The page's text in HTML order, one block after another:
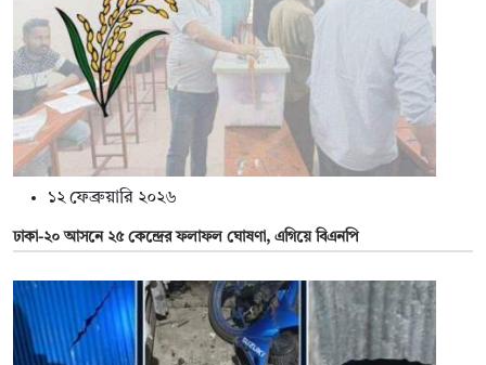
১২ ফেব্রুয়ারি ২০২৬
ঢাকা-২০ আসনে ২৫ কেন্দ্রের ফলাফল ঘোষণা, এগিয়ে বিএনপি